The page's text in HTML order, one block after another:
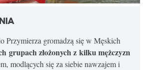
Przymierza gromadzą się w Męskich
grupach złożonych z kilku mężczyzn
modlących się za siebie nawzajem i